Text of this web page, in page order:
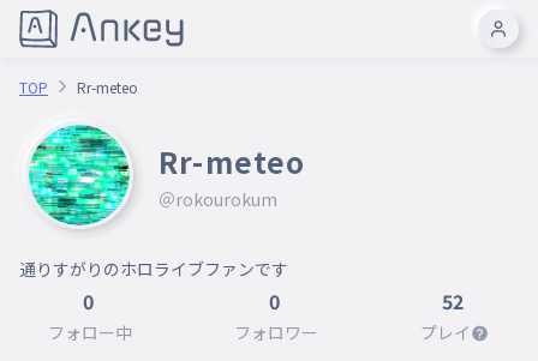
TOP Rr-meteo
Rr-meteo
＠rokourokum
通りすがりのホロライブファンです
0
フォロー中
0
フォロワー
52
プレイ